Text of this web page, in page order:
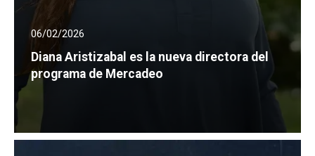
06/02/2026
Diana Aristizabal es la nueva directora del
programa de Mercadeo